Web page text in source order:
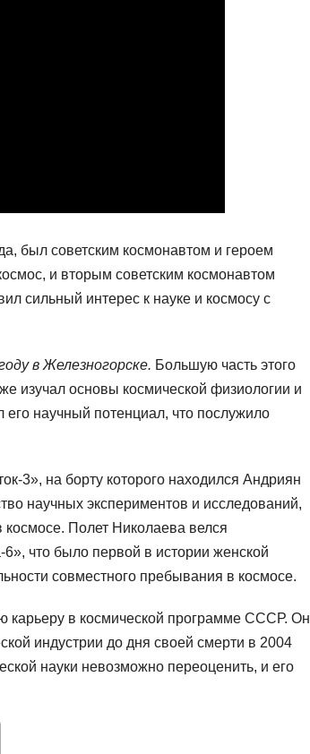
был советским космонавтом и героем
и вторым советским космонавтом
сильный интерес к науке и космосу с
в Железногорске. Большую часть этого
изучал основы космической физиологии и
научный потенциал, что послужило
3», на борту которого находился Андриян
научных экспериментов и исследований,
Полет Николаева велся
что было первой в истории женской
совместного пребывания в космосе.
в космической программе СССР. Он
индустрии до дня своей смерти в 2004
науки невозможно переоценить, и его